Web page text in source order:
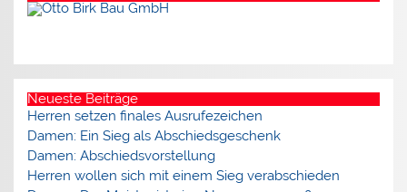
Neueste Beiträge
Herren setzen finales Ausrufezeichen
Damen: Ein Sieg als Abschiedsgeschenk
Damen: Abschiedsvorstellung
Herren wollen sich mit einem Sieg verabschieden